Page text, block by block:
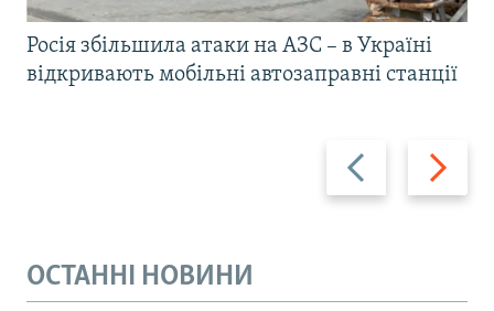
Назад Вперед
Росія збільшила атаки на АЗС – в Україні
відкривають мобільні автозаправні станції
ОСТАННІ НОВИНИ